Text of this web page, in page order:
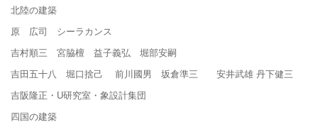
北陸の建築
原 広司 シーラカンス
吉村順三 宮脇檀 益子義弘 堀部安嗣
吉田五十八 堀口捨己 前川國男 坂倉準三 安井武雄 丹下健三
吉阪隆正・U研究室・象設計集団
四国の建築